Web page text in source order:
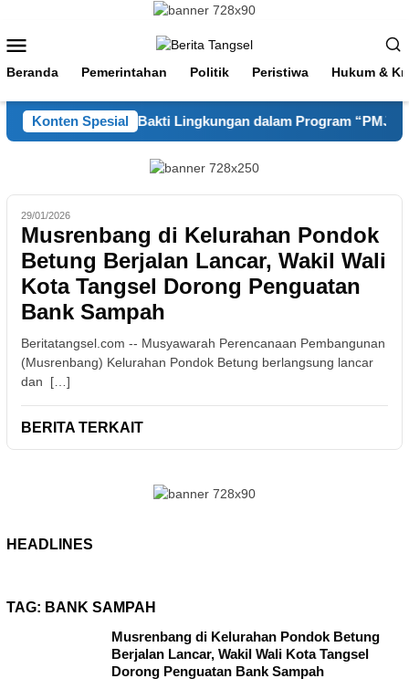
konten
Mobile
Beranda Pemerintahan Politik Peristiwa Hukum &
Konten Spesial
Gelar Kerja Bakti Lingkungan dalam Program “PMJ
29/01/2026
Musrenbang di Kelurahan Pondok
Betung Berjalan Lancar, Wakil Wali
Kota Tangsel Dorong Penguatan
Bank Sampah
Beritatangsel.com -- Musyawarah Perencanaan Pembangunan
(Musrenbang) Kelurahan Pondok Betung berlangsung lancar
dan […]
BERITA TERKAIT
HEADLINES
TAG: BANK SAMPAH
Musrenbang di Kelurahan Pondok Betung
Berjalan Lancar, Wakil Wali Kota Tangsel
Dorong Penguatan Bank Sampah